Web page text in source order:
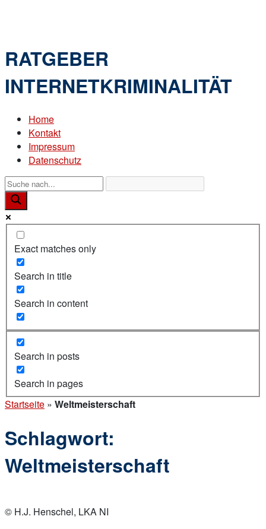
RATGEBER
INTERNETKRIMINALITÄT
Home
Kontakt
Impressum
Datenschutz
Exact matches only
Search in title
Search in content
Search in posts
Search in pages
Startseite » Weltmeisterschaft
Schlagwort:
Weltmeisterschaft
post
© H.J. Henschel, LKA NI